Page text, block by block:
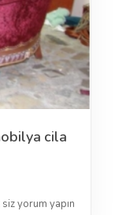
cila
siz yorum yapın